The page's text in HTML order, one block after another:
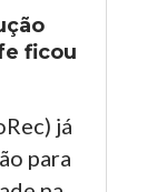
ficou
já
para